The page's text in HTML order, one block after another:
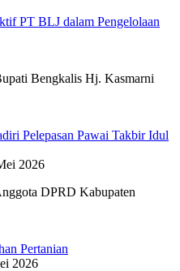
PT BLJ dalam Pengelolaan
Bengkalis Hj. Kasmarni
Pelepasan Pawai Takbir Idul
2026
DPRD Kabupaten
Pertanian
2026